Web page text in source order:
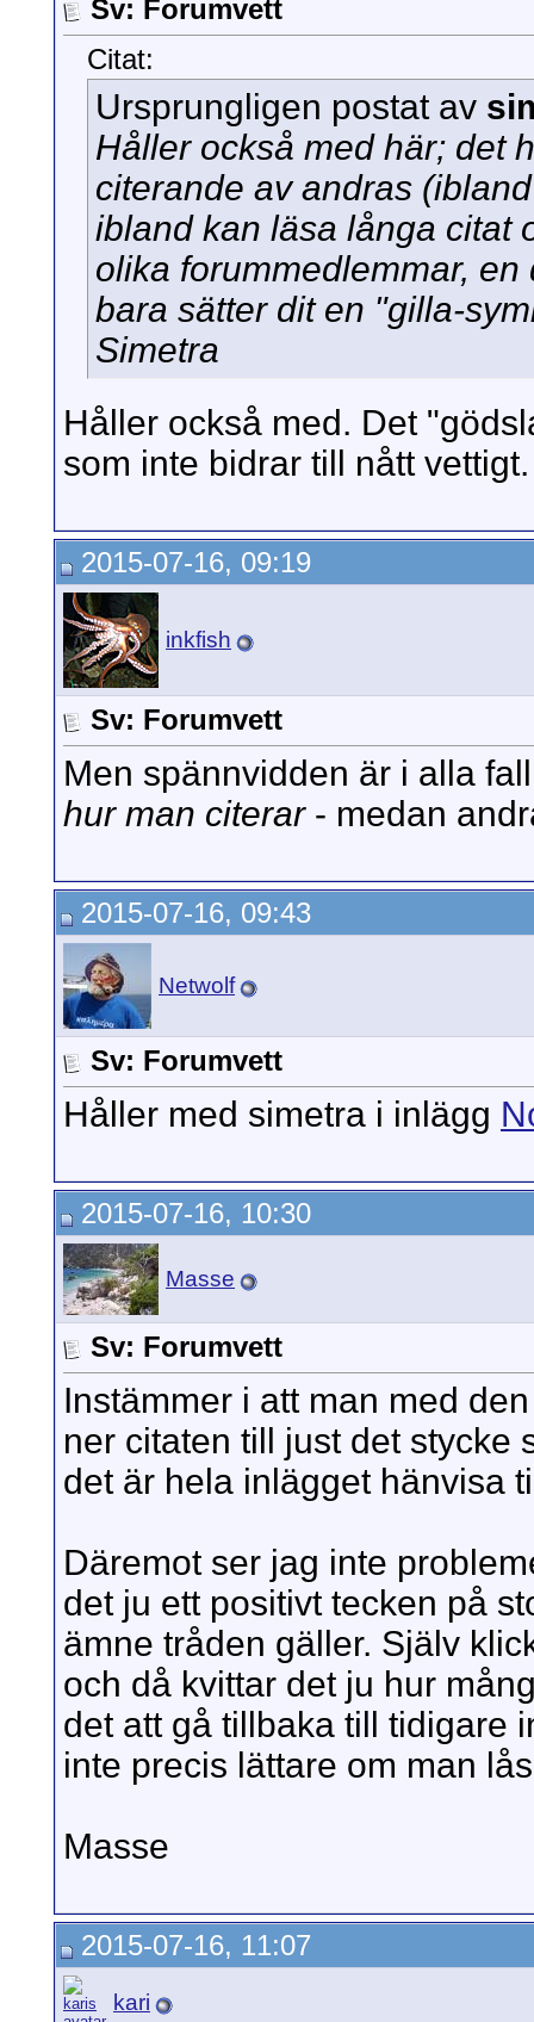
Sv: Forumvett
Citat:
Ursprungligen postat av
Håller också med här; det
citerande av andras
ibland kan läsa långa citat
olika forummedlemmar,
bara sätter dit en "gilla-
Simetra
Håller också med. Det
som inte bidrar till nått vettigt.
2015-07-16, 09:19
inkfish
Sv: Forumvett
Men spännvidden är i alla
hur man citerar- medan
2015-07-16, 09:43
Netwolf
Sv: Forumvett
Håller med simetra i inlägg
2015-07-16, 10:30
Masse
Sv: Forumvett
Instämmer i att man med
ner citaten till just det stycke
det är hela inlägget hänvisa
Däremot ser jag inte
det ju ett positivt tecken på
ämne tråden gäller. Själv
och då kvittar det ju hur
det att gå tillbaka till tidigare
inte precis lättare om man
Masse
2015-07-16, 11:07
kari